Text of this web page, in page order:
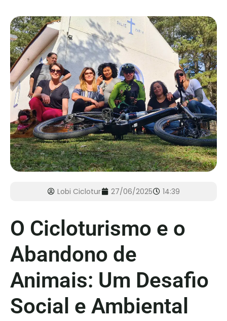
Lobi Ciclotur 27/06/2025 14:39
O Cicloturismo e o
Abandono de
Animais: Um Desafio
Social e Ambiental